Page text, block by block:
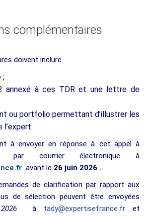
complémentaires
doivent inclure
;
annexé à ces TDR et une lettre de
ou portfolio permettant d’illustrer les
l’expert.
à envoyer en réponse à cet appel à
par courrier électronique à
avant le 26 juin 2026 .
de clarification par rapport aux
de sélection peuvent être envoyées
à tady@expertisefrance.fret